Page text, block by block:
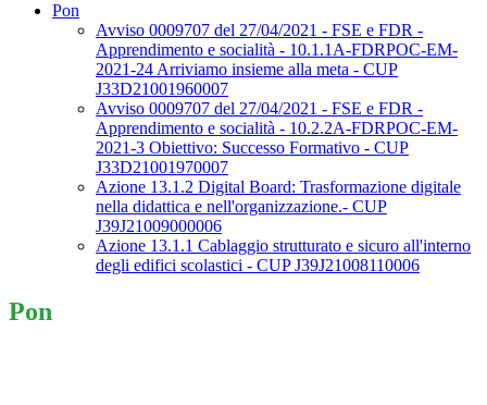
Pon
Avviso 0009707 del 27/04/2021 - FSE e FDR -
Apprendimento e socialità - 10.1.1A-FDRPOC-EM-
2021-24 Arriviamo insieme alla meta - CUP
J33D21001960007
Avviso 0009707 del 27/04/2021 - FSE e FDR -
Apprendimento e socialità - 10.2.2A-FDRPOC-EM-
2021-3 Obiettivo: Successo Formativo - CUP
J33D21001970007
Azione 13.1.2 Digital Board: Trasformazione digitale
nella didattica e nell'organizzazione.- CUP
J39J21009000006
Azione 13.1.1 Cablaggio strutturato e sicuro all'interno
degli edifici scolastici - CUP J39J21008110006
Pon